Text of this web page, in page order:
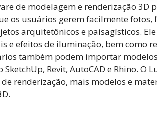
de modelagem e renderização 3D
os usuários gerem facilmente fotos,
arquitetônicos e paisagísticos.
e efeitos de iluminação, bem como
também podem importar
Revit, AutoCAD e Rhino. O
renderização, mais modelos e